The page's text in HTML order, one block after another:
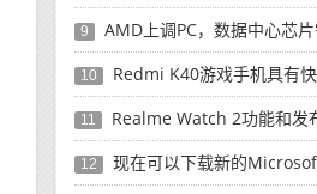
9 AMD上调PC，数据中心芯片需求的
10 Redmi K40游戏手机具有
11 Realme Watch 2功能和发
12 现在可以下载新的Microsoft